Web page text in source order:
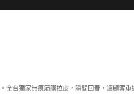
台獨家無痕筋膜拉皮，瞬間回春，讓顧客重